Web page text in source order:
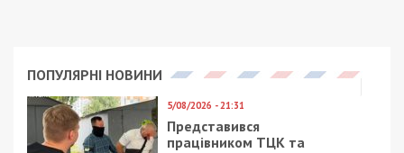
ПОПУЛЯРНІ НОВИНИ
5/08/2026 - 21:31
Представився
працівником ТЦК та